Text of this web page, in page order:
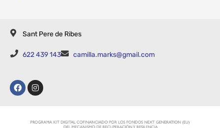
Sant Pere de Ribes
622 439 143 camilla.marks@gmail.com